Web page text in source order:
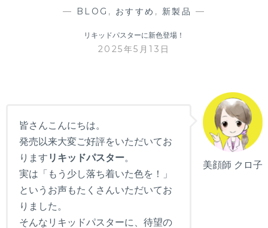
— BLOG , おすすめ , 新製品 —
リキッドパスターに新色登場！
2025年5月13日
美顔師 クロ子
皆さんこんにちは。
発売以来大変ご好評をいただいてお
ります リキッドパスター。
実は「もう少し落ち着いた色を！」
というお声もたくさんいただいてお
りました。
そんなリキッドパスターに、待望の